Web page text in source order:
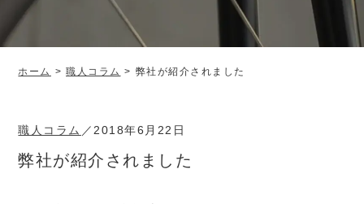
ホーム > 職人コラム > 弊社が紹介されました
職人コラム ／ 2018年6月22日
弊社が紹介されました